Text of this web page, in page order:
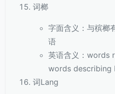
词榔
字面含义：与槟榔
语
英语含义：words
words describing
词Lang